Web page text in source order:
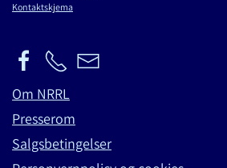
Kontaktskjema
Om NRRL
Presserom
Salgsbetingelser